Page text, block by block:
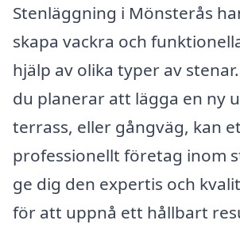
Stenläggning i Mönsterås
skapa vackra och
hjälp av olika typer av
du planerar att lägga en ny
terrass, eller gångväg, kan
professionellt företag inom
ge dig den expertis och
för att uppnå ett hållbart